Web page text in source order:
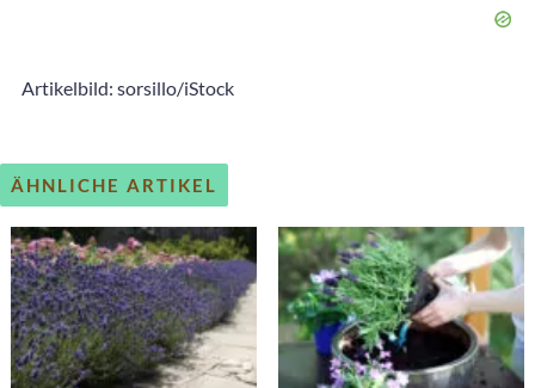
Artikelbild: sorsillo/iStock
ÄHNLICHE ARTIKEL